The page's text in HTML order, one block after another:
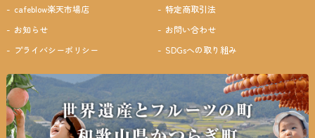
cafeblow楽天市場店
特定商取引法
お知らせ
お問い合わせ
プライバシーポリシー
SDGsへの取り組み